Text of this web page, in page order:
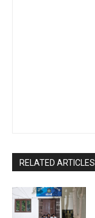
RELATED ARTICLES